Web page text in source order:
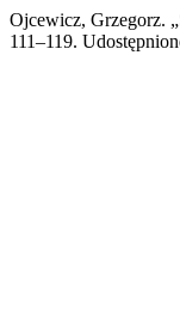
Ojcewicz,
111–119.